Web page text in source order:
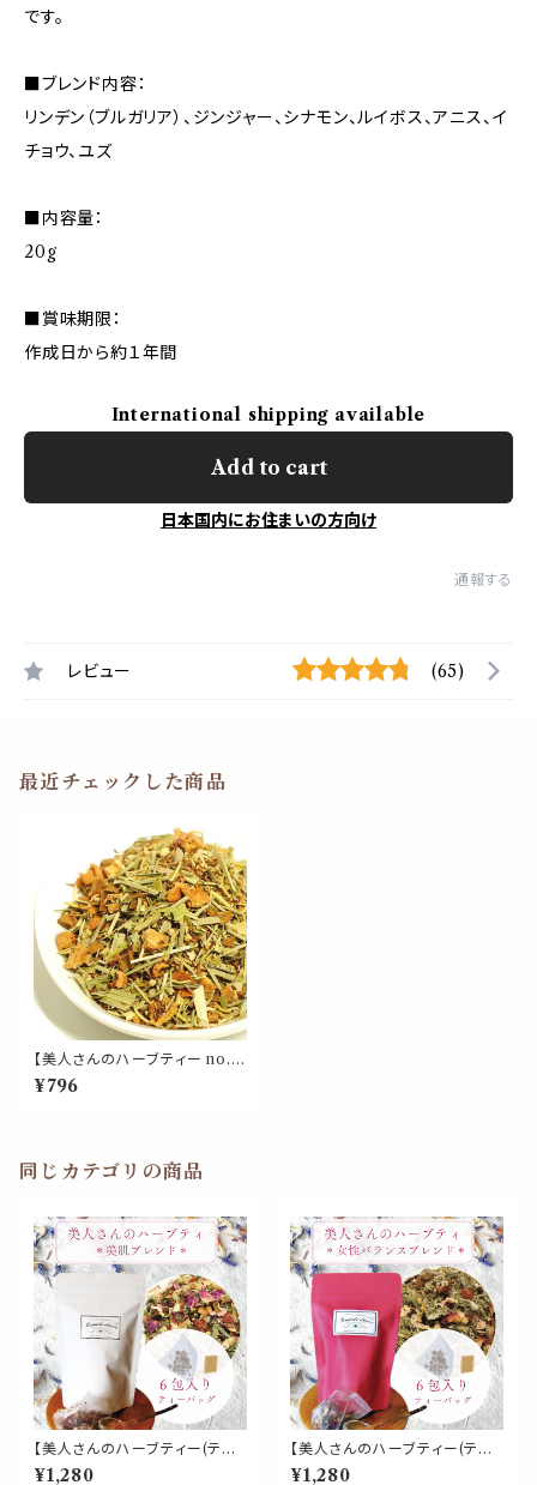
です。
■ブレンド内容：
リンデン（ブルガリア）、ジンジャー、シナモン、ルイボス、アニス、イ
チョウ、ユズ
■内容量：
20g
■賞味期限：
作成日から約１年間
International shipping available
Add to cart
日本国内にお住まいの方向け
通報する
レビュー (65)
最近チェックした商品
【美人さんのハーブティー no.7
】冷え 代謝 ブレンド リーフ 20
g ジンジャー ルイボス シナモン
¥796
同じカテゴリの商品
【美人さんのハーブティー(ティ
ーパック)】《美肌 ブレンド》6包
¥1,280
【美人さんのハーブティー(ティ
ーパック)】《女性バランス ブレン
¥1,280